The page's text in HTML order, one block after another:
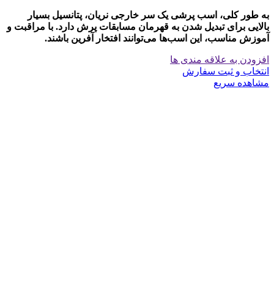
به طور کلی، اسب پرشی یک سر خارجی نریان، پتانسیل بسیار
بالایی برای تبدیل شدن به قهرمان مسابقات پرش دارد. با مراقبت و
آموزش مناسب، این اسب‌ها می‌توانند افتخار آفرین باشند.
افزودن به علاقه مندی ها
انتخاب و ثبت سفارش
مشاهده سریع